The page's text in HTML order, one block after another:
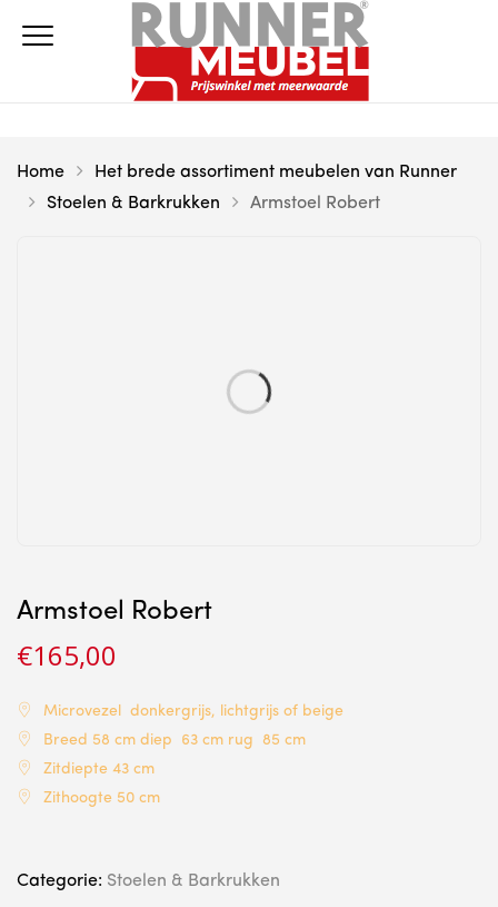
Home
Het brede assortiment meubelen van Runner
Stoelen & Barkrukken
Armstoel Robert
Armstoel Robert
€165,00
Microvezel donkergrijs, lichtgrijs of beige
Breed 58 cm diep 63 cm rug 85 cm
Zitdiepte 43 cm
Zithoogte 50 cm
Categorie: Stoelen & Barkrukken